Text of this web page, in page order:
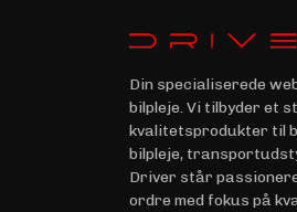
Din specialiserede
bilpleje. Vi tilbyder et
kvalitetsprodukter til
bilpleje,
Driver står
ordre med fokus på